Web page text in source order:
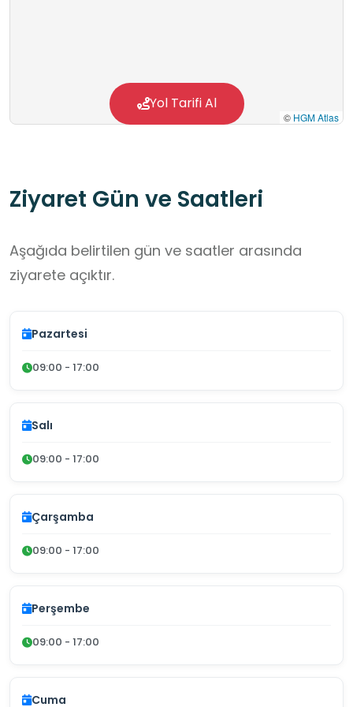
vatandaşlara da imkan sağlanıyor. Miniklere
hayvan sevgisi kazandırmak için yapılan eğitim
çalışmalarının büyük ilgi çektiği tesisi sık sık
© HGM Atlas
Yol Tarifi Al
Ziyaret Gün ve Saatleri
Aşağıda belirtilen gün ve saatler arasında
ziyarete açıktır.
Pazartesi
09:00 - 17:00
Salı
09:00 - 17:00
Çarşamba
09:00 - 17:00
Perşembe
09:00 - 17:00
Cuma